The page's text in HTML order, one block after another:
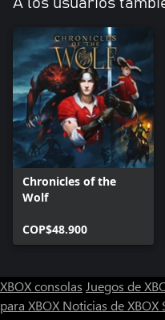
Chronicles of the
Wolf
COP$48.900
XBOX consolas Juegos de
para XBOX Noticias de XBOX